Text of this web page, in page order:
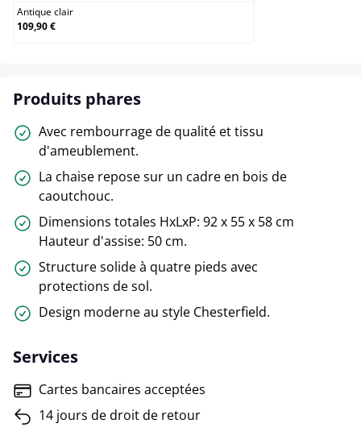
Antique clair
109,90 €
Produits phares
Avec rembourrage de qualité et tissu
d'ameublement.
La chaise repose sur un cadre en bois de
caoutchouc.
Dimensions totales HxLxP: 92 x 55 x 58 cm
Hauteur d'assise: 50 cm.
Structure solide à quatre pieds avec
protections de sol.
Design moderne au style Chesterfield.
Services
Cartes bancaires acceptées
14 jours de droit de retour